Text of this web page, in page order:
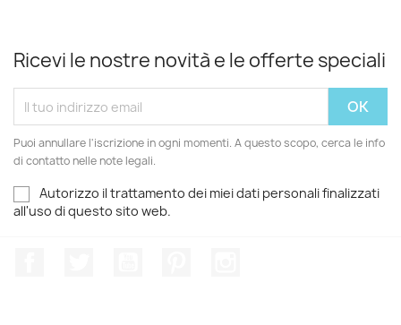
Ricevi le nostre novità e le offerte speciali
Puoi annullare l'iscrizione in ogni momenti. A questo scopo, cerca le info
di contatto nelle note legali.
Autorizzo il trattamento dei miei dati personali finalizzati
all'uso di questo sito web.